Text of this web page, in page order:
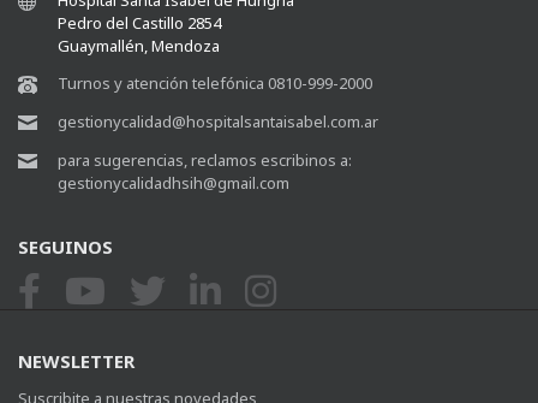
Pedro del Castillo 2854
Guaymallén, Mendoza
Turnos y atención telefónica 0810-999-2000
gestionycalidad@hospitalsantaisabel.com.ar
para sugerencias, reclamos escribinos a:
gestionycalidadhsih@gmail.com
SEGUINOS
NEWSLETTER
Suscribite a nuestras novedades